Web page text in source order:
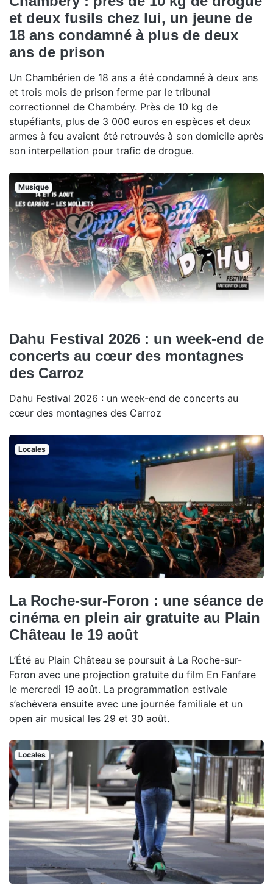
et deux fusils chez lui, un jeune de
18 ans condamné à plus de deux
ans de prison
Un Chambérien de 18 ans a été condamné à deux ans
et trois mois de prison ferme par le tribunal
correctionnel de Chambéry. Près de 10 kg de
stupéfiants, plus de 3 000 euros en espèces et deux
armes à feu avaient été retrouvés à son domicile après
son interpellation pour trafic de drogue.
Musique
Dahu Festival 2026 : un week-end de
concerts au cœur des montagnes
des Carroz
Dahu Festival 2026 : un week-end de concerts au
cœur des montagnes des Carroz
Locales
La Roche-sur-Foron : une séance de
cinéma en plein air gratuite au Plain
Château le 19 août
L’Été au Plain Château se poursuit à La Roche-sur-
Foron avec une projection gratuite du film En Fanfare
le mercredi 19 août. La programmation estivale
s’achèvera ensuite avec une journée familiale et un
open air musical les 29 et 30 août.
Locales